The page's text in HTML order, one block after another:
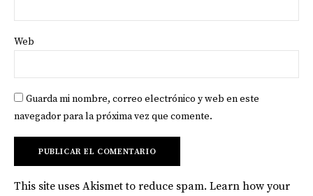
Web
Guarda mi nombre, correo electrónico y web en este
navegador para la próxima vez que comente.
This site uses Akismet to reduce spam. Learn how your